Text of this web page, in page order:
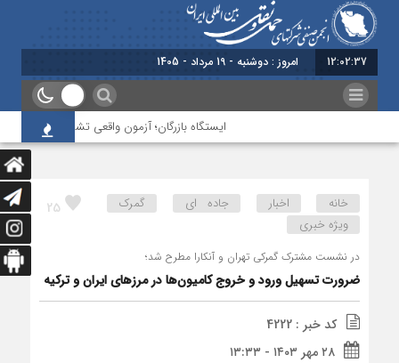
12:02:37 امروز : دوشنبه - 19 مرداد - 1405
ایستگاه بازرگان؛ آزمون واقعی تشکل‌‌های حمل‌ونقل
25 خانه اخبار جاده ای
گمرک
ویژه خبری
در نشست مشترک گمرکی تهران و آنکارا مطرح شد؛
ضرورت تسهیل ورود و خروج کامیون‌ها در مرزهای ایران و ترکیه
کد خبر : 4222
۲۸ مهر ۱۴۰۳ - ۱۳:۳۳